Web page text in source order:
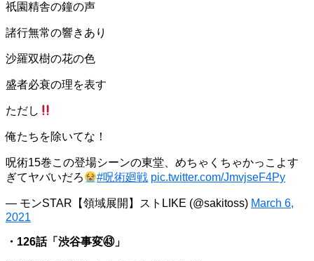
祇園精舎の鐘の声
諸行無常の響きあり
沙羅双樹の花の色
盛者必衰の理を表す
ただし
俺たちを除いてな！
呪術15巻この登場シーンの東堂、めちゃくちゃかっこよす
ぎてヤバいだろ
#呪術廻戦 pic.twitter.com/JmvjseF4Py
— モンSTAR【領域展開】ストLIKE (@sakitoss) March 6,
2021
・126話「渋谷事変㊸」